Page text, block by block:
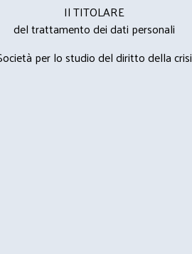
Il TITOLARE
del trattamento dei dati personali
per lo studio del diritto della crisi